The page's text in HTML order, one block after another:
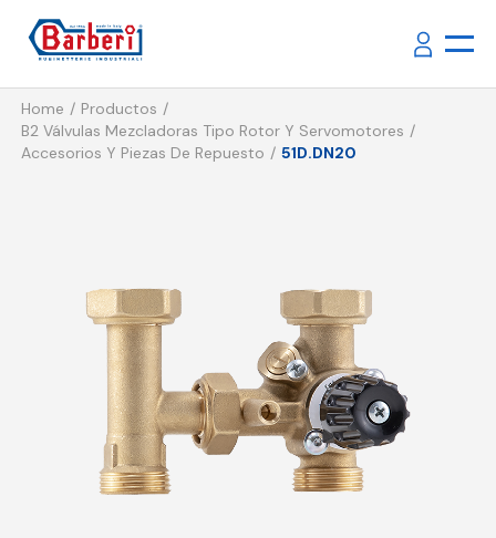
Home
Productos
B2 Válvulas Mezcladoras Tipo Rotor Y Servomotores
Accesorios Y Piezas De Repuesto
51D.DN20